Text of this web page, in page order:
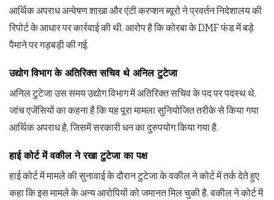
आर्थिक अपराध अन्वेषण शाखा और एंटी करप्शन ब्यूरो ने प्रवर्तन निदेशालय की
रिपोर्ट के आधार पर कार्रवाई की थी. आरोप है कि कोरबा के DMF फंड में बड़े
पैमाने पर गड़बड़ी की गई.
उद्योग विभाग के अतिरिक्त सचिव थे अनिल टुटेजा
अनिल टुटेजा उस समय उद्योग विभाग में अतिरिक्त सचिव के पद पर पदस्थ थे.
जांच एजेंसियों का कहना है कि यह पूरा मामला सुनियोजित तरीके से किया गया
आर्थिक अपराध है, जिसमें सरकारी धन का दुरुपयोग किया गया है.
हाई कोर्ट में वकील ने रखा टुटेजा का पक्ष
हाई कोर्ट में मामले की सुनावाई के दौरान टुटेजा के वकील ने कोर्ट में तर्क देते हुए
कहा कि इस मामले के अन्‍य आरोपियों को जमानत मिल चुकी है. वकील ने कोर्ट में